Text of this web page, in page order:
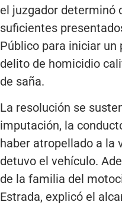
el juzgador determinó
suficientes
Público para iniciar un
delito de homicidio
de saña.
La resolución se
imputación, la
haber atropellado a la
detuvo el vehículo.
de la familia del
Estrada, explicó el